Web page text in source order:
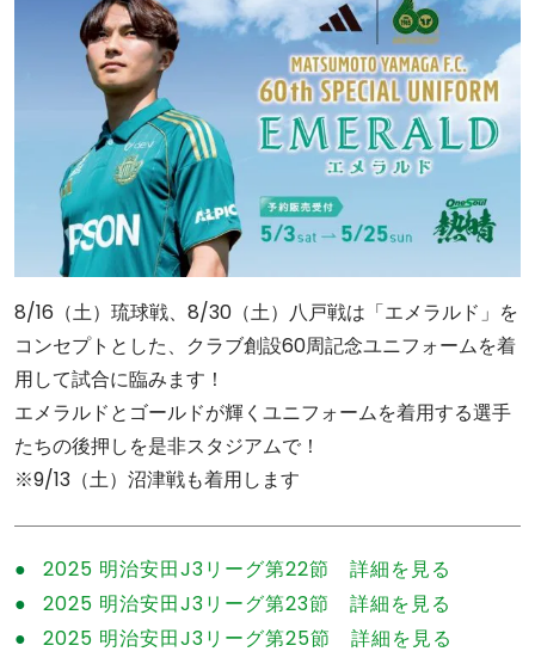
8/16（土）琉球戦、8/30（土）八戸戦は「エメラルド」を
コンセプトとした、クラブ創設60周記念ユニフォームを着
用して試合に臨みます！
エメラルドとゴールドが輝くユニフォームを着用する選手
たちの後押しを是非スタジアムで！
※9/13（土）沼津戦も着用します
2025 明治安田J3リーグ第22節 詳細を見る
2025 明治安田J3リーグ第23節 詳細を見る
2025 明治安田J3リーグ第25節 詳細を見る